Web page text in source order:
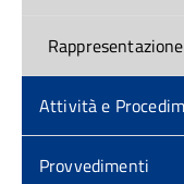
Attività e
Provvedimenti